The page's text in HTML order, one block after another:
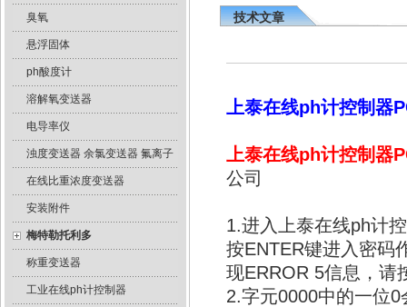
臭氧
悬浮固体
ph酸度计
溶解氧变送器
电导率仪
浊度变送器 余氯变送器 氟离子
在线比重浓度变送器
安装附件
梅特勒托利多
称重变送器
工业在线ph计控制器
技术文章
上泰在线ph计控制器
上泰在线ph计控制器
公司
1.进入上泰在线ph计
按ENTER键进入密码
现ERROR 5信息，请
2.字元0000中的一位